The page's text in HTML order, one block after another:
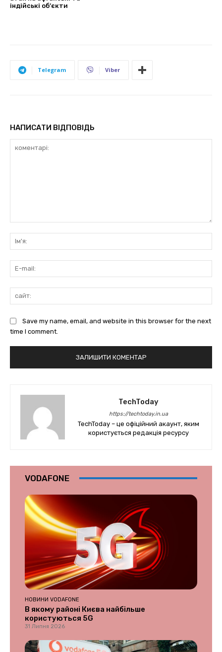
індійські об’єкти
Telegram Viber
НАПИСАТИ ВІДПОВІДЬ
Save my name, email, and website in this browser for the next
time I comment.
TechToday
https://techtoday.in.ua
TechToday – це офіційний акаунт, яким
користується редакція ресурсу
VODAFONE
НОВИНИ VODAFONE
В якому районі Києва найбільше
користуються 5G
31 Липня 2026